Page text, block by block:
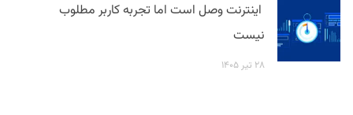
اینترنت وصل است اما تجربه کاربر مطلوب
نیست
۲۸ تیر ۱۴۰۵